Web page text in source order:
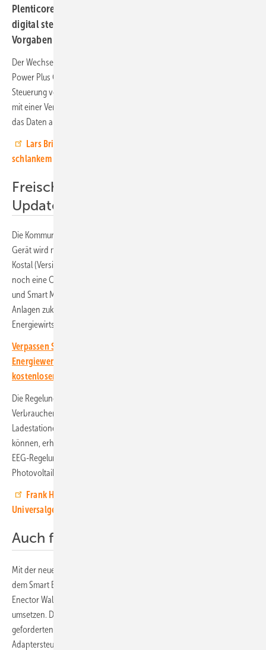
Plenticore G3 von Kostal die Solaranlage auf dem Dach
digital steuern. Die Betreiber erfüllen damit die aktuellen
Vorgaben aus dem Energierecht.
Der Wechselrichterhersteller Kostal und der Smart-Meter-Anbieter
Power Plus Communications (PPC) haben eine Kooperation zur
Steuerung von Photovoltaikanlagen gestartet. Dies gelingt in Zukunft
mit einer Verbindung zwischen Wechselrichter und einem CLS-Gerät,
das Daten aus der Solaranlage und dem Gebäude empfangen kann.
Lars Brinkmeyer von Kostal Solar Electric: Viele Lösungen mit
schlankem Portfolio
Freischaltung mit dem Software-
Update
Die Kommunikationsschnittstelle zwischen Wechselrichter und CLS-
Gerät wird mit dem nächsten Software-Update des Plenticore G3 von
Kostal (Version 3.04.01) freigeschaltet. Dazu muss der Handwerker
noch eine CLS Adaptersteuerung von PPC zwischen Wechselrichter
und Smart Meter Gateway schalten. Auf diese Weise können die
Anlagen zukünftig die Anforderungen des §14a des
Energiewirtschaftsgesetzes (EnWG) und §9 des EEG erfüllen.
Verpassen Sie keine wichtige Information rund um die solare
Energiewende! Abonnieren Sie dazu einfach unseren
kostenlosen Newsletter.
Die Regelungen des EnWG legen die Steuerung von flexiblen
Verbrauchern wie Wärmepumpen, Elektroheizungen und
Ladestationen für Elektroautos fest. Wenn Netzbetreiber diese steuern
können, erhalten die Anlagenbetreiber ein geringeres Netzentgelt. Die
EEG-Regelung legt die notwendige Steuerbarkeit von
Photovoltaikanlagen mit einer Leistung von mehr als 25 Kilowatt fest.
Frank Henn von Kostal Solar Electric: Der Wechselrichter als
Universalgenie
Auch flexible Verbraucher steuern
Mit der neuen Lösung von Kostal und PPC lassen sich zusammen mit
dem Smart Energy Meter G2 (ab Firmware-Version 2.5.0) und der
Enector Wallbox Funktionen zur Leistungslimitierung des Netzbezugs
umsetzen. Damit erfüllen die Anlagen die Voraussetzung der im EnWG
geforderten digitalen Abregelungsmöglichkeit. Denn die CLS
Adaptersteuerung von PPC verbindet Netzbetreiber mit der